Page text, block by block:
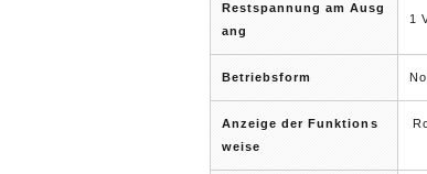
Restspannung am Ausg
ang
1
Betriebsform
Anzeige der Funktions
weise